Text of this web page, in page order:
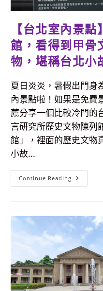
工
澡
&
大
禮
堂
巡
禮，
免
參
觀
【台北室內景
館，看得到甲
物，堪稱台北小
夏日炎炎，暑假出門身
內景點啦！如果是免費
薦分享一個比較冷門的
言研究所歷史文物陳列
館」，裡面的歷史文物
小故...
Continue Reading 【台
北
歷
史
陳
列
館，
看
得
到
甲